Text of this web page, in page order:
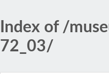
Index of /
72_03/